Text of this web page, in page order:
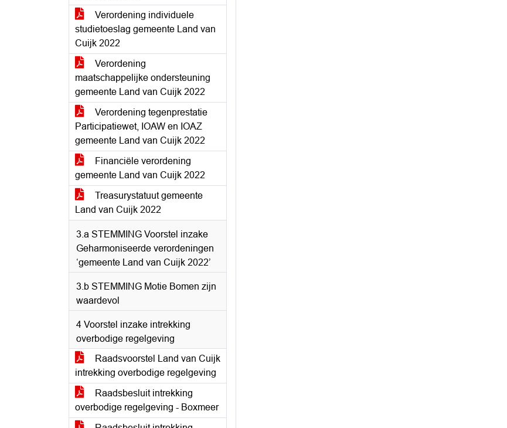
Verordening individuele
studietoeslag gemeente Land van
Cuijk 2022
Verordening
maatschappelijke ondersteuning
gemeente Land van Cuijk 2022
Verordening tegenprestatie
Participatiewet, IOAW en IOAZ
gemeente Land van Cuijk 2022
Financiële verordening
gemeente Land van Cuijk 2022
Treasurystatuut gemeente
Land van Cuijk 2022
3.a STEMMING Voorstel inzake
Geharmoniseerde verordeningen
‘gemeente Land van Cuijk 2022’
3.b STEMMING Motie Bomen zijn
waardevol
4 Voorstel inzake intrekking
overbodige regelgeving
Raadsvoorstel Land van Cuijk
intrekking overbodige regelgeving
Raadsbesluit intrekking
overbodige regelgeving - Boxmeer